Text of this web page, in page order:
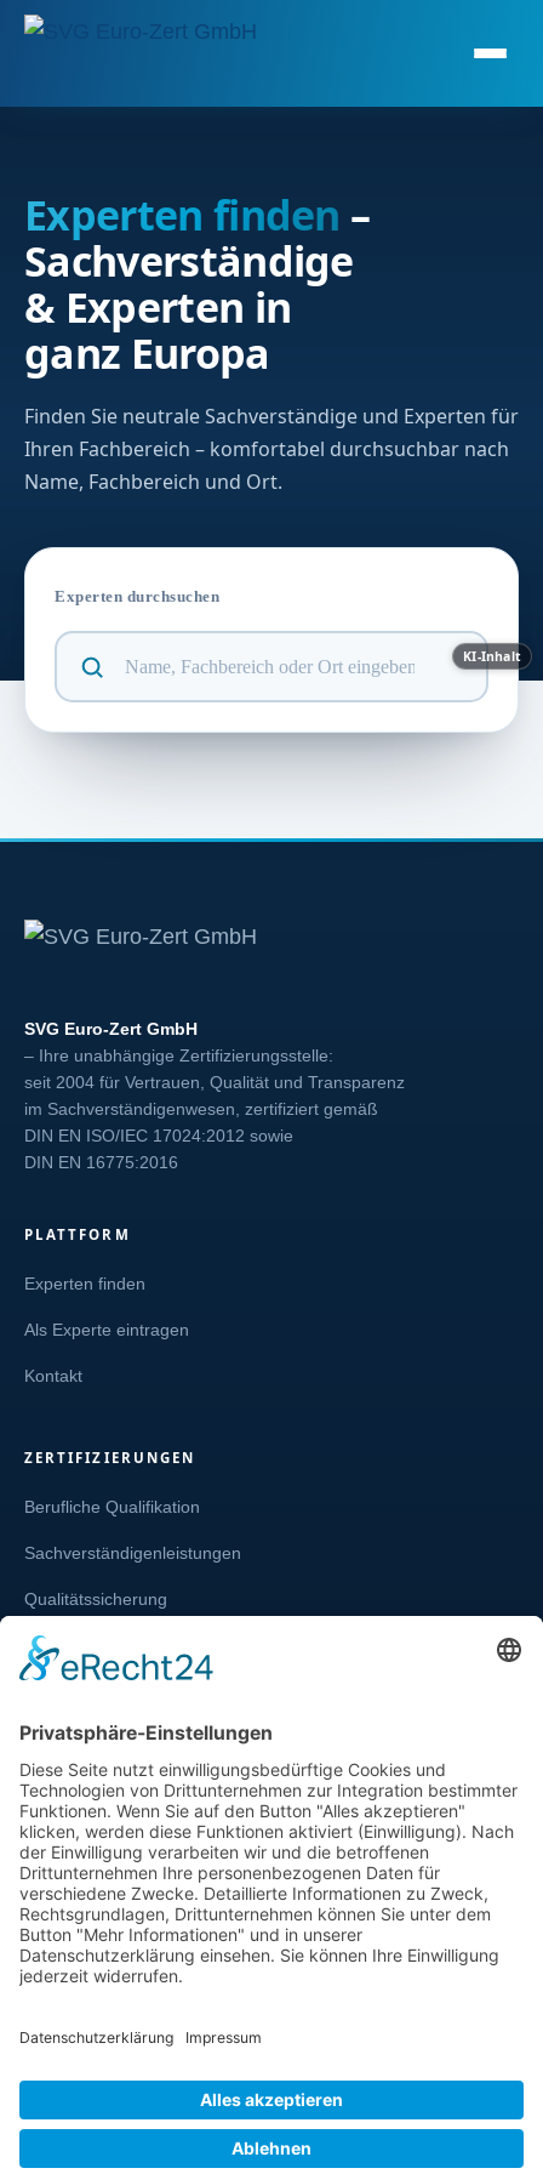
Experten finden –
Sachverständige
& Experten in
ganz Europa
Finden Sie neutrale Sachverständige und Experten für
Ihren Fachbereich – komfortabel durchsuchbar nach
Name, Fachbereich und Ort.
KI-Inhalt
Experten durchsuchen
SVG Euro-Zert GmbH
– Ihre unabhängige Zertifizierungsstelle:
seit 2004 für Vertrauen, Qualität und Transparenz
im Sachverständigenwesen, zertifiziert gemäß
DIN EN ISO/IEC 17024:2012 sowie
DIN EN 16775:2016
PLATTFORM
Experten finden
Als Experte eintragen
Kontakt
ZERTIFIZIERUNGEN
Berufliche Qualifikation
Sachverständigenleistungen
Qualitätssicherung
Weiterbildung und Schulung
SERVICE & RECHT
Infos zur Unparteilichkeit
Kontakt
Beschwerdestelle
Impressum